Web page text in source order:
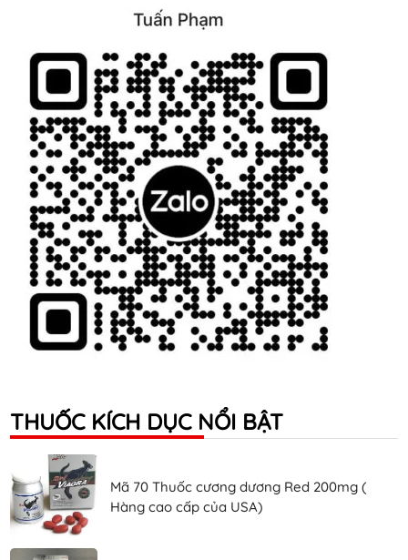
THUỐC KÍCH DỤC NỔI BẬT
Mã 70 Thuốc cương dương Red 200mg (
Hàng cao cấp của USA)